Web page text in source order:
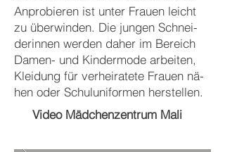
An­pro­bieren ist un­ter Fra­uen leicht
zu über­wind­en. Die jungen Schnei­
der­in­nen wer­den da­her im Be­reich
Da­men- und Kin­der­mo­de ar­bei­ten,
Klei­dung für ver­hei­ra­tete Frau­en nä­
hen oder Schul­uni­for­men her­stel­len.
Video Mädchenzentrum Mali